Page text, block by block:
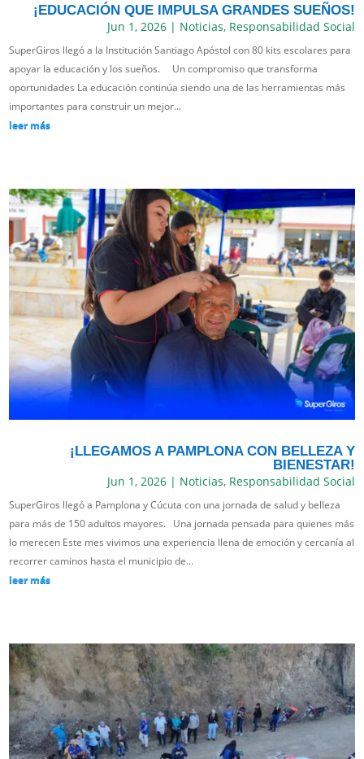
¡EDUCACIÓN QUE IMPULSA GRANDES SUEÑOS!
Jun 1, 2026| Noticias, Responsabilidad Social
SuperGiros llegó a la Institución Santiago Apóstol con 80 kits escolares para
apoyar la educación y los sueños. Un compromiso que transforma
oportunidades La educación continúa siendo una de las herramientas más
importantes para construir un mejor...
leer más
¡LLEGAMOS A PAMPLONA CON BELLEZA Y
BIENESTAR!
Jun 1, 2026| Noticias, Responsabilidad Social
SuperGiros llegó a Pamplona y Cúcuta con una jornada de salud y belleza
para más de 150 adultos mayores. Una jornada pensada para quienes más
lo merecen Este mes vivimos una experiencia llena de emoción y cercanía al
recorrer caminos hasta el municipio de...
leer más